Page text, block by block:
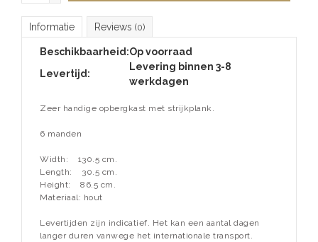
Informatie Reviews (0)
Beschikbaarheid:Op voorraad
Levertijd:
Levering binnen 3-8
werkdagen
Zeer handige opbergkast met strijkplank.
6 manden
Width:
130.5 cm.
Length:
30.5 cm.
Height:
86.5 cm.
Materiaal: hout
Levertijden zijn indicatief. Het kan een aantal dagen
langer duren vanwege het internationale transport.